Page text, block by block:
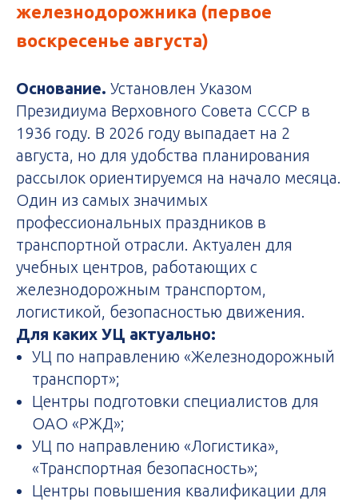
железнодорожника (первое
воскресенье августа)
Основание. Установлен Указом
Президиума Верховного Совета СССР в
1936 году. В 2026 году выпадает на 2
августа, но для удобства планирования
рассылок ориентируемся на начало месяца.
Один из самых значимых
профессиональных праздников в
транспортной отрасли. Актуален для
учебных центров, работающих с
железнодорожным транспортом,
логистикой, безопасностью движения.
Для каких УЦ актуально:
УЦ по направлению «Железнодорожный
транспорт»;
Центры подготовки специалистов для
ОАО «РЖД»;
УЦ по направлению «Логистика»,
«Транспортная безопасность»;
Центры повышения квалификации для